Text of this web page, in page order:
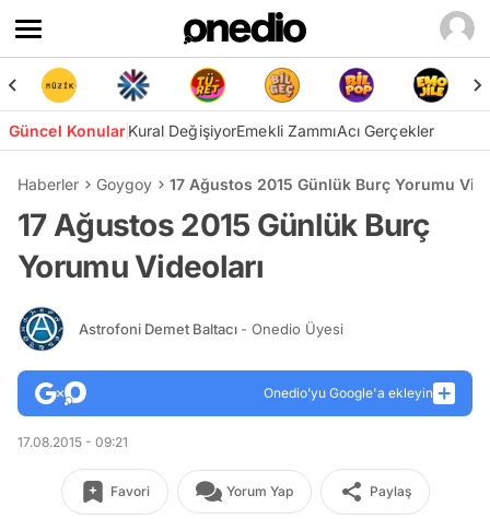
Güncel KonularKural DeğişiyorEmekli ZammıAcı Gerçekler
Haberler Goygoy 17 Ağustos 2015 Günlük Burç Yorumu
17 Ağustos 2015 Günlük Burç
Yorumu Videoları
Astrofoni Demet Baltacı - Onedio Üyesi
Onedio’yu Google'a ekleyin
17.08.2015 - 09:21
Favori Yorum Yap Paylaş